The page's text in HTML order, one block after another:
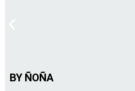
BY ÑOÑA